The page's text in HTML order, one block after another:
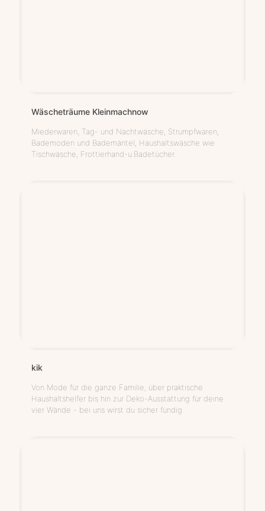
Wäscheträume Klein­mach­now
Miederwaren, Tag- und Nachtwäsche, Strumpfwaren,
Bademoden und Bademäntel, Haushaltswäsche wie
Tischwäsche, Frottierhand-u.Badetücher.
kik
Von Mode für die ganze Familie, über praktische
Haushaltshelfer bis hin zur Deko-Ausstattung für deine
vier Wände - bei uns wirst du sicher fündig.